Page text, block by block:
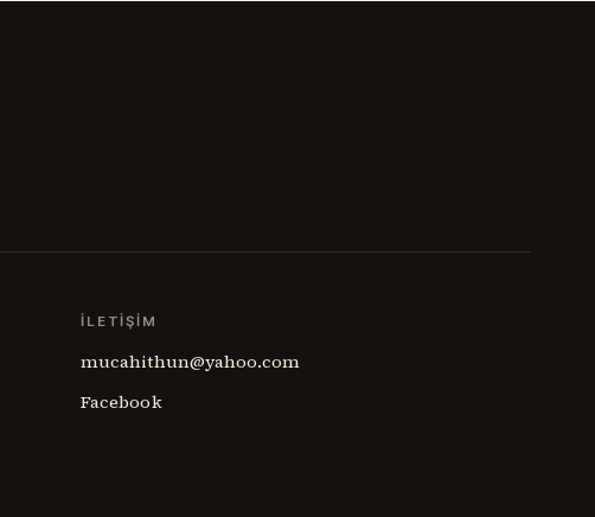
İLETIŞIM
mucahithun@yahoo.com
Facebook